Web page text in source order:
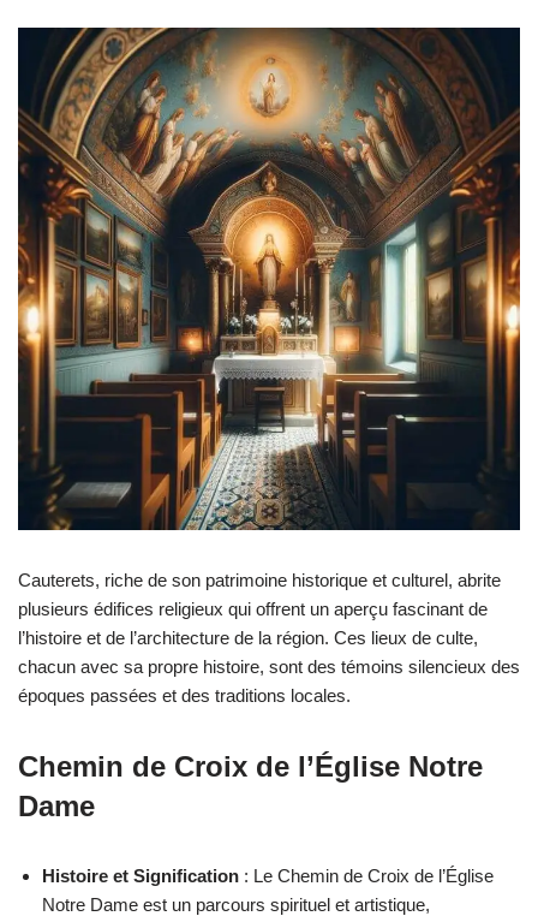
Cauterets, riche de son patrimoine historique et culturel, abrite
plusieurs édifices religieux qui offrent un aperçu fascinant de
l’histoire et de l’architecture de la région. Ces lieux de culte,
chacun avec sa propre histoire, sont des témoins silencieux des
époques passées et des traditions locales.
Chemin de Croix de l’Église Notre
Dame
Histoire et Signification : Le Chemin de Croix de l’Église
Notre Dame est un parcours spirituel et artistique,